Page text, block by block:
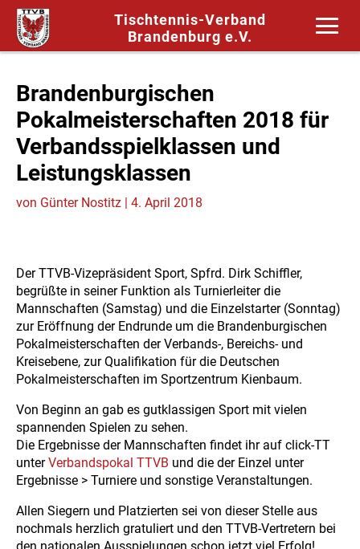
Tischtennis-Verband
Brandenburg e.V.
Brandenburgischen
Pokalmeisterschaften 2018 für
Verbandsspielklassen und
Leistungsklassen
von Günter Nostitz | 4. April 2018
Der TTVB-Vizepräsident Sport, Spfrd. Dirk Schiffler,
begrüßte in seiner Funktion als Turnierleiter die
Mannschaften (Samstag) und die Einzelstarter (Sonntag)
zur Eröffnung der Endrunde um die Brandenburgischen
Pokalmeisterschaften der Verbands-, Bereichs- und
Kreisebene, zur Qualifikation für die Deutschen
Pokalmeisterschaften im Sportzentrum Kienbaum.
Von Beginn an gab es gutklassigen Sport mit vielen
spannenden Spielen zu sehen.
Die Ergebnisse der Mannschaften findet ihr auf click-TT
unterVerbandspokal TTVB und die der Einzel unter
Ergebnisse > Turniere und sonstige Veranstaltungen.
Allen Siegern und Platzierten sei von dieser Stelle aus
nochmals herzlich gratuliert und den TTVB-Vertretern bei